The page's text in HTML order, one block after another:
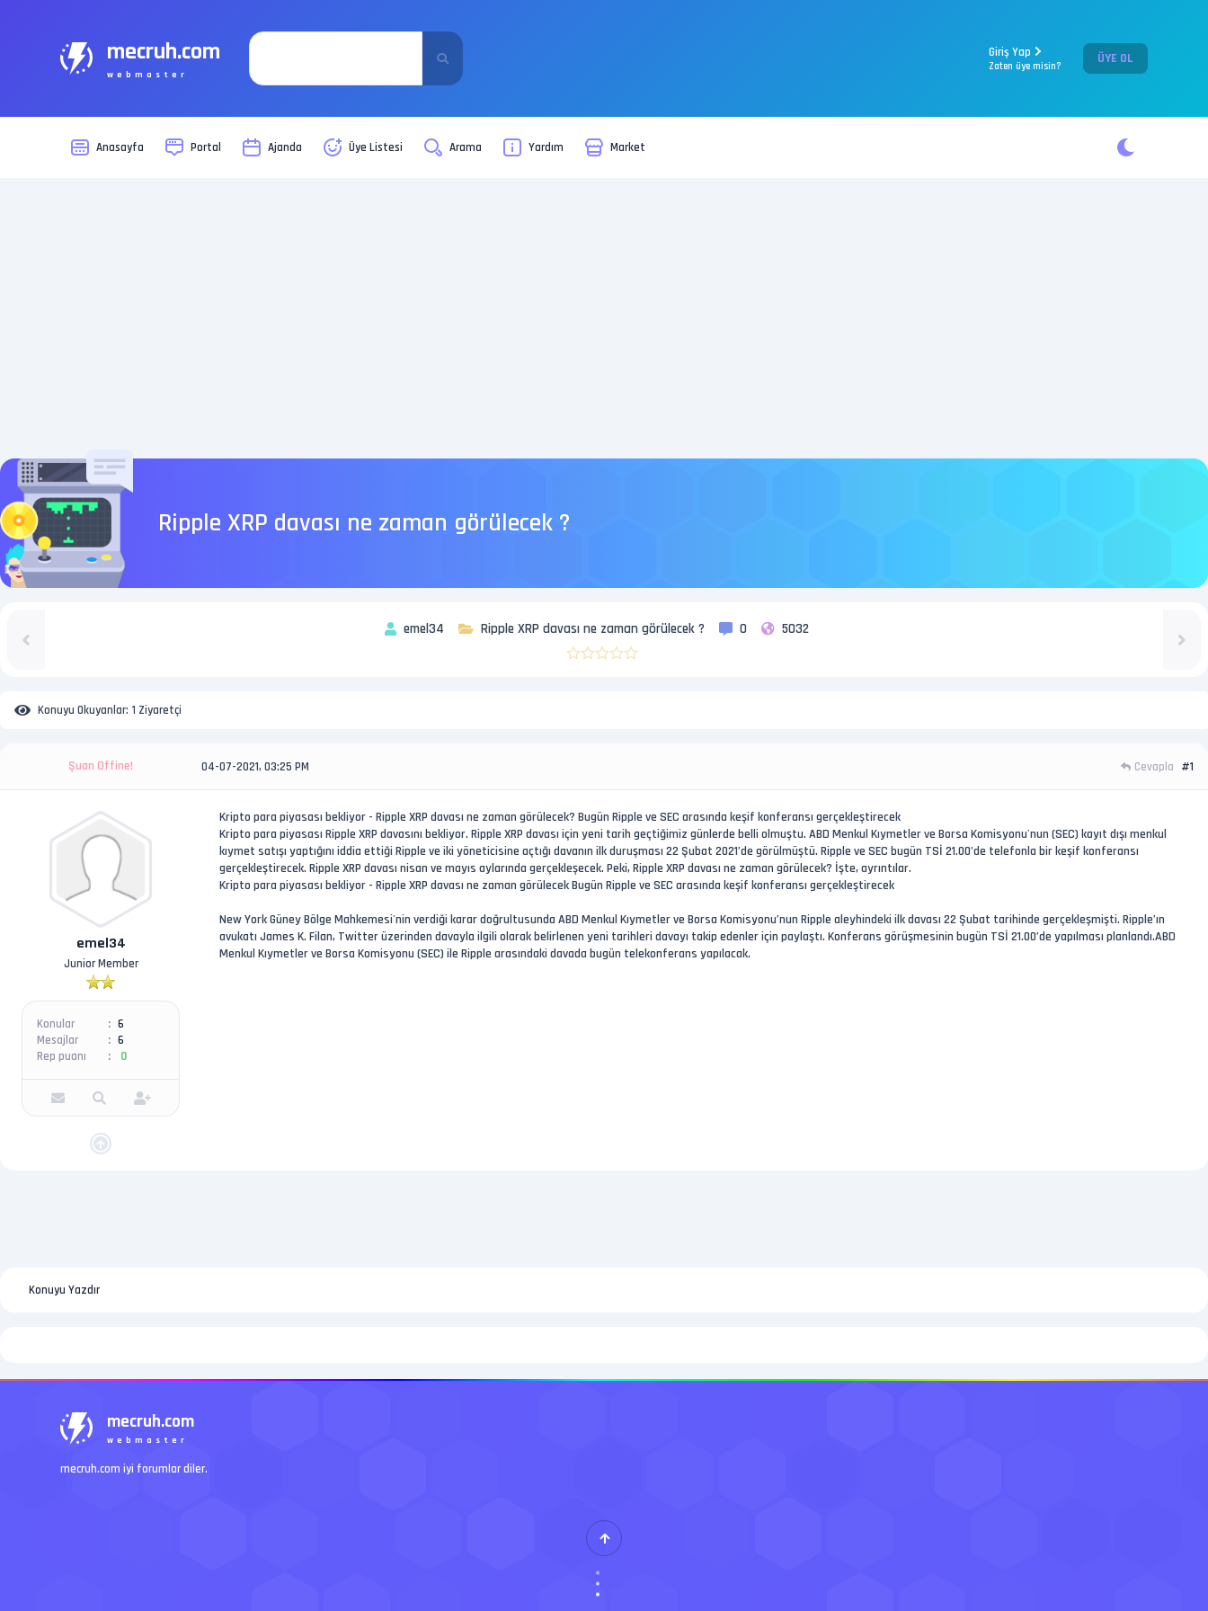
mecruh.com
webmaster
Giriş Yap
Zaten üye misin? ÜYE OL
Anasayfa Portal Ajanda Üye Listesi Arama Yardım Market
Ripple XRP davası ne zaman görülecek ?
emel34 Ripple XRP davası ne zaman görülecek ? 0 5032
Konuyu Okuyanlar: 1 Ziyaretçi
Şuan Offine! 04-07-2021, 03:25 PM Cevapla #1
emel34
Junior Member
Konular
6
Mesajlar
6
Rep puanı
0
Kripto para piyasası bekliyor - Ripple XRP davası ne zaman görülecek? Bugün Ripple ve SEC arasında keşif konferansı gerçekleştirecek
Kripto para piyasası Ripple XRP davasını bekliyor. Ripple XRP davası için yeni tarih geçtiğimiz günlerde belli olmuştu. ABD Menkul Kıymetler ve Borsa Komisyonu'nun (SEC) kayıt dışı menkul
kıymet satışı yaptığını iddia ettiği Ripple ve iki yöneticisine açtığı davanın ilk duruşması 22 Şubat 2021’de görülmüştü. Ripple ve SEC bugün TSİ 21.00’de telefonla bir keşif konferansı
gerçekleştirecek. Ripple XRP davası nisan ve mayıs aylarında gerçekleşecek. Peki, Ripple XRP davası ne zaman görülecek? İşte, ayrıntılar.
Kripto para piyasası bekliyor - Ripple XRP davası ne zaman görülecek Bugün Ripple ve SEC arasında keşif konferansı gerçekleştirecek
New York Güney Bölge Mahkemesi'nin verdiği karar doğrultusunda ABD Menkul Kıymetler ve Borsa Komisyonu’nun Ripple aleyhindeki ilk davası 22 Şubat tarihinde gerçekleşmişti. Ripple’ın
avukatı James K. Filan, Twitter üzerinden davayla ilgili olarak belirlenen yeni tarihleri davayı takip edenler için paylaştı. Konferans görüşmesinin bugün TSİ 21.00’de yapılması planlandı.ABD
Menkul Kıymetler ve Borsa Komisyonu (SEC) ile Ripple arasındaki davada bugün telekonferans yapılacak.
Konuyu Yazdır
mecruh.com
webmaster
mecruh.com iyi forumlar diler.